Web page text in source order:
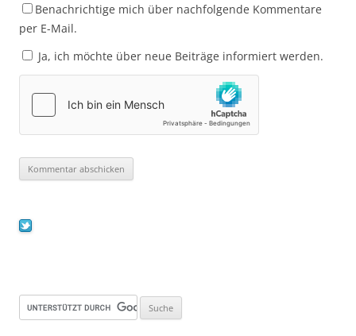
Benachrichtige mich über nachfolgende Kommentare
per E-Mail.
Ja, ich möchte über neue Beiträge informiert werden.